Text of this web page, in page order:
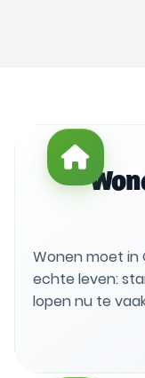
Wonen moet in
echte leven:
lopen nu te